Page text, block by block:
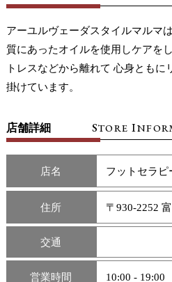
アーユルヴェーダスタイルマルマ
質にあったオイルを使用しケアを
トレスなどから離れて 心身とも
掛けています。
店舗詳細 STOREI
店名 フットセラピ
住所 〒930-2252
交通
営業時間 10:00 -